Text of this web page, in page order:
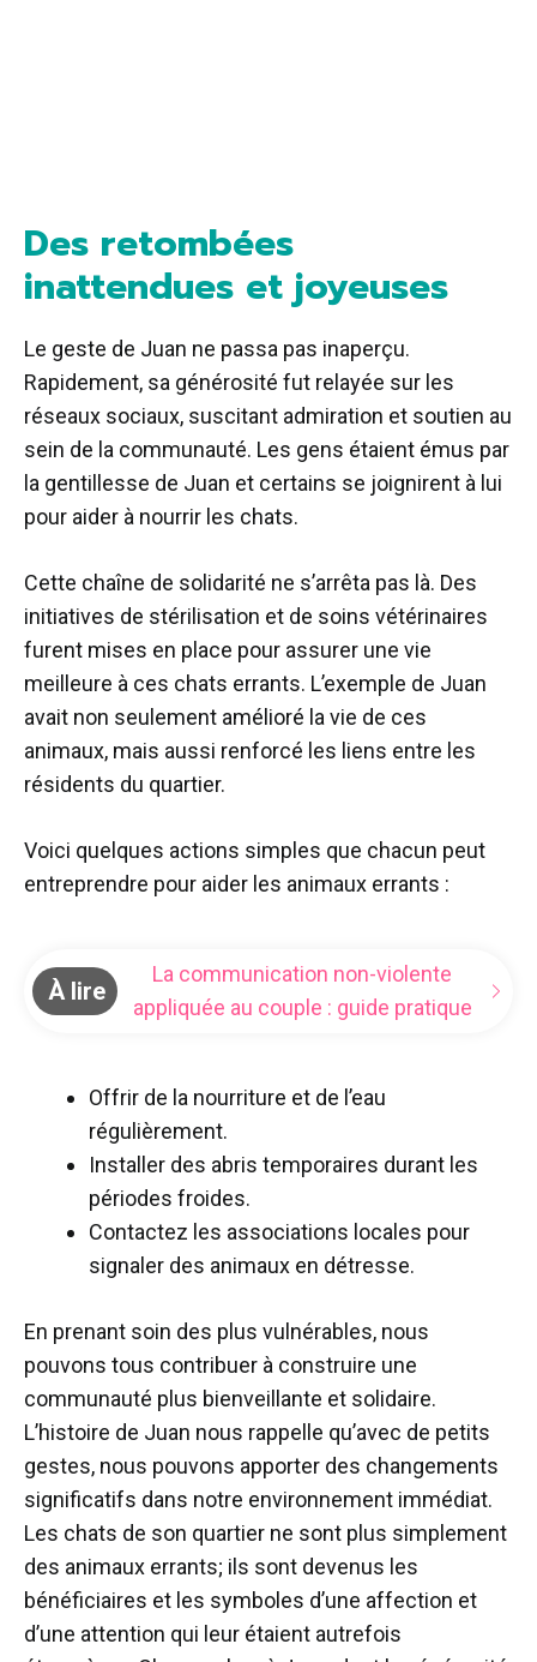
Des retombées
inattendues et joyeuses
Le geste de Juan ne passa pas inaperçu.
Rapidement, sa générosité fut relayée sur les
réseaux sociaux, suscitant admiration et soutien au
sein de la communauté. Les gens étaient émus par
la gentillesse de Juan et certains se joignirent à lui
pour aider à nourrir les chats.
Cette chaîne de solidarité ne s’arrêta pas là. Des
initiatives de stérilisation et de soins vétérinaires
furent mises en place pour assurer une vie
meilleure à ces chats errants. L’exemple de Juan
avait non seulement amélioré la vie de ces
animaux, mais aussi renforcé les liens entre les
résidents du quartier.
Voici quelques actions simples que chacun peut
entreprendre pour aider les animaux errants :
À lire
La communication non-violente
appliquée au couple : guide pratique
Offrir de la nourriture et de l’eau
régulièrement.
Installer des abris temporaires durant les
périodes froides.
Contactez les associations locales pour
signaler des animaux en détresse.
En prenant soin des plus vulnérables, nous
pouvons tous contribuer à construire une
communauté plus bienveillante et solidaire.
L’histoire de Juan nous rappelle qu’avec de petits
gestes, nous pouvons apporter des changements
significatifs dans notre environnement immédiat.
Les chats de son quartier ne sont plus simplement
des animaux errants; ils sont devenus les
bénéficiaires et les symboles d’une affection et
d’une attention qui leur étaient autrefois